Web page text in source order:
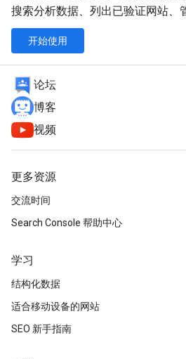
搜索分析数据、列出已验证网站、
开始使用
论坛
博客
视频
更多资源
交流时间
Search Console 帮助中心
学习
结构化数据
适合移动设备的网站
SEO 新手指南